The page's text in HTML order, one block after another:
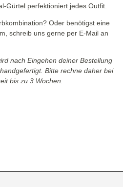
Gürtel perfektioniert jedes Outfit.
Oder benötigst eine
schreib uns gerne per E-Mail an
nach Eingehen deiner Bestellung
Bitte rechne daher bei
bis zu 3 Wochen.